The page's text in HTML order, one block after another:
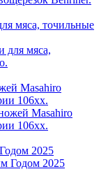
мяса, точильные
Masahiro
106хх.
2025